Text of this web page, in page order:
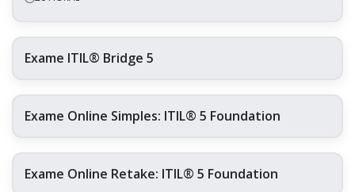
Exame ITIL® Bridge 5
Exame Online Simples: ITIL® 5 Foundation
Exame Online Retake: ITIL® 5 Foundation